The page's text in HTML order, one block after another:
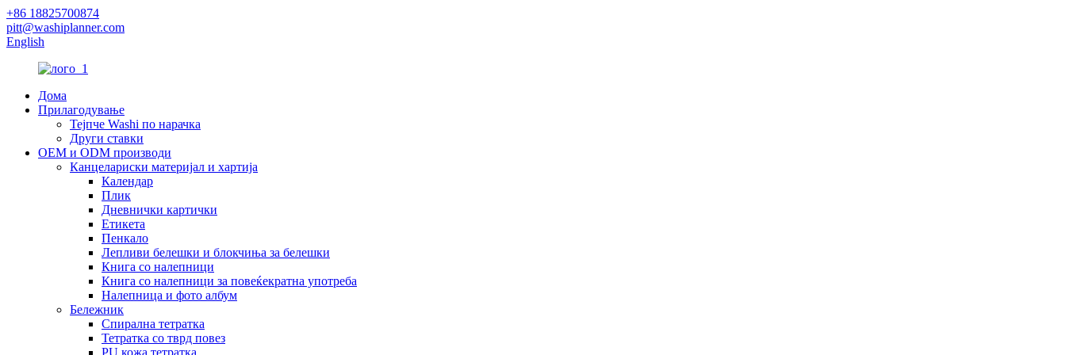
+86 18825700874
pitt@washiplanner.com
English
Дома
Прилагодување
Тејпче Washi по нарачка
Други ставки
OEM и ODM производи
Канцелариски материјал и хартија
Календар
Плик
Дневнички картички
Етикета
Пенкало
Лепливи белешки и блокчиња за белешки
Книга со налепници
Книга со налепници за повеќекратна употреба
Налепница и фото албум
Бележник
Спирална тетратка
Тетратка со тврд повез
PU кожа тетратка